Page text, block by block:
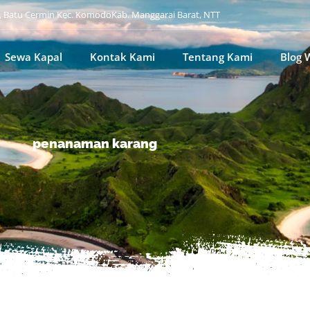
Batu Cermin Kec. KomodoKab. Manggarai Barat, NTT
Sewa Kapal Kontak Kami Tentang Kami Blog
penanaman karang